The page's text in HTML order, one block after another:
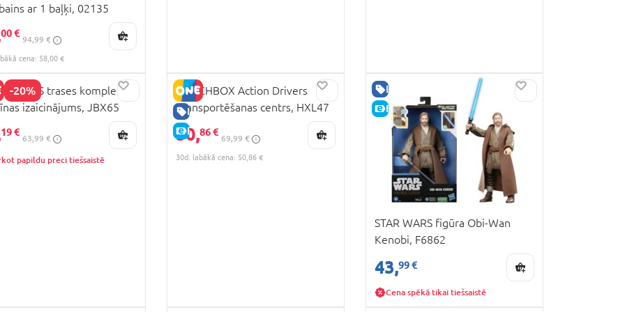
ar 1 baļķi, 02135
00 €
94,99 €
cena: 58,00 €
-20%
trases komplekts
izaicinājums, JBX65
19 €
63,99 €
papildu preci tiešsaistē
LABA CENA
E-CENA
MATCHBOX Action Drivers
Transportēšanas centrs, HXL47
50,86 €
69,99 €
30d. labākā cena: 50,86 €
LABA CENA
E-CENA
STAR WARS figūra Obi-Wan
Kenobi, F6862
43,99 €
Cena spēkā tikai tiešsaistē